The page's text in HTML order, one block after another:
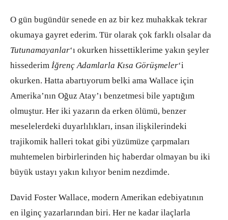
O gün bugündür senede en az bir kez muhakkak tekrar
okumaya gayret ederim. Tür olarak çok farklı olsalar da
Tutunamayanlar‘ı okurken hissettiklerime yakın şeyler
hissederim İğrenç Adamlarla Kısa Görüşmeler‘i
okurken. Hatta abartıyorum belki ama Wallace için
Amerika’nın Oğuz Atay’ı benzetmesi bile yaptığım
olmuştur. Her iki yazarın da erken ölümü, benzer
meselelerdeki duyarlılıkları, insan ilişkilerindeki
trajikomik halleri tokat gibi yüzümüze çarpmaları
muhtemelen birbirlerinden hiç haberdar olmayan bu iki
büyük ustayı yakın kılıyor benim nezdimde.
David Foster Wallace, modern Amerikan edebiyatının
en ilginç yazarlarından biri. Her ne kadar ilaçlarla